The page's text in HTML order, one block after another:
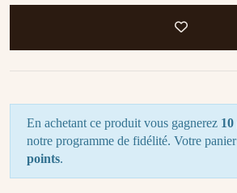
En achetant ce produit vous gagnerez
notre programme de fidélité. Votre
points.